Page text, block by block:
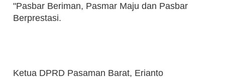
"Pasbar Beriman, Pasmar Maju dan Pasbar
Berprestasi.
Ketua DPRD Pasaman Barat, Erianto